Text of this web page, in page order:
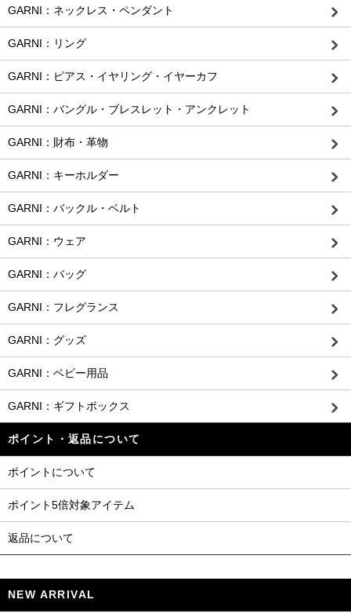
GARNI：ネックレス・ペンダント
GARNI：リング
GARNI：ピアス・イヤリング・イヤーカフ
GARNI：バングル・ブレスレット・アンクレット
GARNI：財布・革物
GARNI：キーホルダー
GARNI：バックル・ベルト
GARNI：ウェア
GARNI：バッグ
GARNI：フレグランス
GARNI：グッズ
GARNI：ベビー用品
GARNI：ギフトボックス
ポイント・返品について
ポイントについて
ポイント5倍対象アイテム
返品について
NEW ARRIVAL